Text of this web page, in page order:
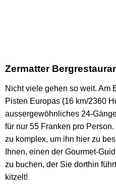
Zermatter
Nicht viele gehen so weit. Am
Pisten Europas (16 km/2360
aussergewöhnliches 24-
für nur 55 Franken pro
zu komplex, um ihn hier zu
Ihnen, einen der Gourmet-
zu buchen, der Sie dorthin
kitzelt!